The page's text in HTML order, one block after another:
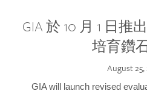
GIA 於 10 月 1 日
培育鑽
August 25,
GIA will launch revised